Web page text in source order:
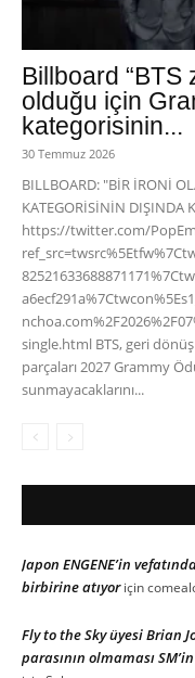
Billboard “BTS
olduğu için
kategorisinin...
30 Temmuz 2026
BILLBOARD: "BİR İRONİ
KATEGORİSİNİN DIŞINDA
https://twitter.com/
single.html BTS, geri
parçaları 2027 Grammy
sunmayacaklarını...
Japon ENGENE’in
birbirine atıyoriçin
Fly to the Sky üyesi Brian
parasının olmaması